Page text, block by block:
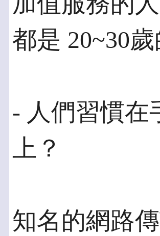
都是 20~30
- 人們習慣在
上？
知名的網路